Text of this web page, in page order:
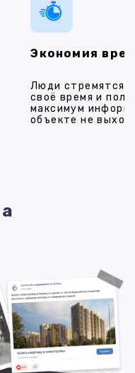
Экономия
Люди стремятся
своё время и
максимум
объекте не